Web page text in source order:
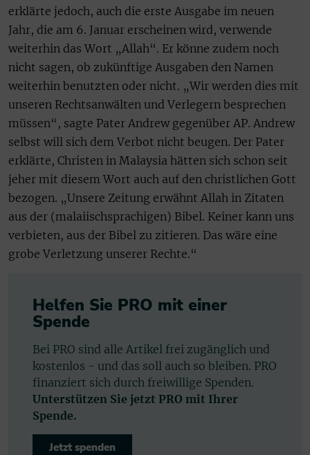
erklärte jedoch, auch die erste Ausgabe im neuen
Jahr, die am 6. Januar erscheinen wird, verwende
weiterhin das Wort „Allah“. Er könne zudem noch
nicht sagen, ob zukünftige Ausgaben den Namen
weiterhin benutzten oder nicht. „Wir werden dies mit
unseren Rechtsanwälten und Verlegern besprechen
müssen“, sagte Pater Andrew gegenüber AP. Andrew
selbst will sich dem Verbot nicht beugen. Der Pater
erklärte, Christen in Malaysia hätten sich schon seit
jeher mit diesem Wort auch auf den christlichen Gott
bezogen. „Unsere Zeitung erwähnt Allah in Zitaten
aus der (malaiischsprachigen) Bibel. Keiner kann uns
verbieten, aus der Bibel zu zitieren. Das wäre eine
grobe Verletzung unserer Rechte.“
Helfen Sie PRO mit einer
Spende
Bei PRO sind alle Artikel frei zugänglich und
kostenlos - und das soll auch so bleiben. PRO
finanziert sich durch freiwillige Spenden.
Unterstützen Sie jetzt PRO mit Ihrer
Spende.
Jetzt spenden